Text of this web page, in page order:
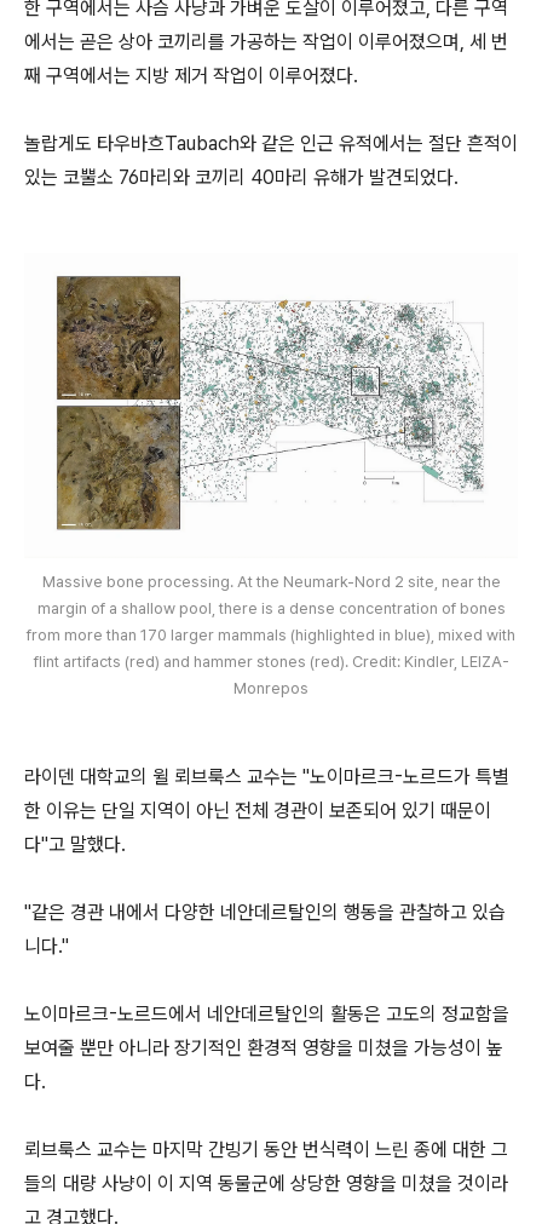
한 구역에서는 사슴 사냥과 가벼운 도살이 이루어졌고, 다른 구역
에서는 곧은 상아 코끼리를 가공하는 작업이 이루어졌으며, 세 번
째 구역에서는 지방 제거 작업이 이루어졌다.
놀랍게도 타우바흐Taubach와 같은 인근 유적에서는 절단 흔적이
있는 코뿔소 76마리와 코끼리 40마리 유해가 발견되었다.
Massive bone processing. At the Neumark-Nord 2 site, near the
margin of a shallow pool, there is a dense concentration of bones
from more than 170 larger mammals (highlighted in blue), mixed with
flint artifacts (red) and hammer stones (red). Credit: Kindler, LEIZA-
Monrepos
라이덴 대학교의 윌 뢰브룩스 교수는 "노이마르크-노르드가 특별
한 이유는 단일 지역이 아닌 전체 경관이 보존되어 있기 때문이
다"고 말했다.
"같은 경관 내에서 다양한 네안데르탈인의 행동을 관찰하고 있습
니다."
노이마르크-노르드에서 네안데르탈인의 활동은 고도의 정교함을
보여줄 뿐만 아니라 장기적인 환경적 영향을 미쳤을 가능성이 높
다.
뢰브룩스 교수는 마지막 간빙기 동안 번식력이 느린 종에 대한 그
들의 대량 사냥이 이 지역 동물군에 상당한 영향을 미쳤을 것이라
고 경고했다.